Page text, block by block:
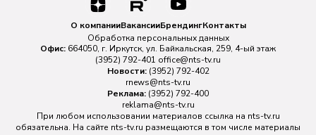
О компанииВакансииБрендингКонтакты
Обработка персональных данных
Офис: 664050, г. Иркутск, ул. Байкальская, 259, 4-ый этаж
(3952) 792-401 office@nts-tv.ru
Новости: (3952) 792-402
rnews@nts-tv.ru
Реклама: (3952) 792-400
reklama@nts-tv.ru
При любом использовании материалов ссылка на nts-tv.ru
обязательна. На сайте nts-tv.ru размещаются в том числе материалы